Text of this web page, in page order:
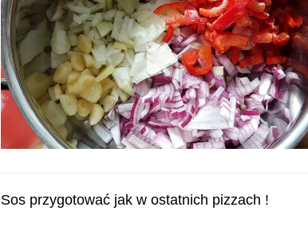
Sos przygotować jak w ostatnich pizzach !